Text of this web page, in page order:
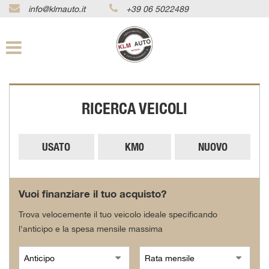
info@klmauto.it +39 06 5022489
RICERCA VEICOLI
USATO KM0 NUOVO
Vuoi finanziare il tuo acquisto?
Trova velocemente il tuo veicolo ideale specificando
l'anticipo e la spesa mensile massima
preferenze
di
consente
le
tue
preferenze
di
consenso
tecnologie